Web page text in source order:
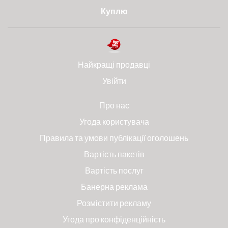
Куплю
Найкращі продавці
Увійти
Про нас
Угода користувача
Правила та умови публікації оголошень
Вартість пакетів
Вартість послуг
Банерна реклама
Розмістити рекламу
Угода про конфіденційність